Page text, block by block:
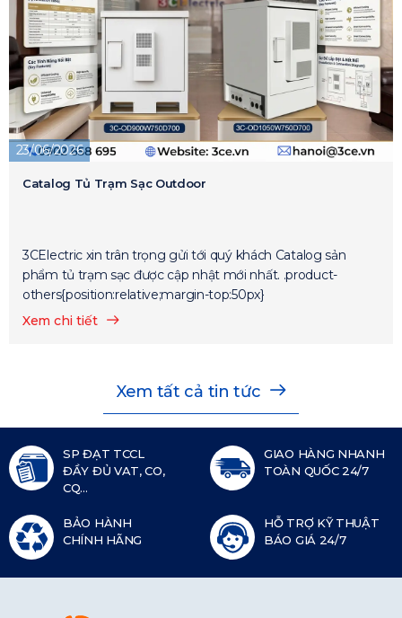
23/06/2026
Catalog Tủ Trạm Sạc Outdoor
3CElectric xin trân trọng gửi tới quý khách Catalog sản
phẩm tủ trạm sạc được cập nhật mới nhất. .product-
others{position:relative;margin-top:50px}
Xem chi tiết
Xem tất cả tin tức
SP ĐẠT TCCL
ĐẦY ĐỦ VAT, CO,
CQ...
GIAO HÀNG NHANH
TOÀN QUỐC 24/7
BẢO HÀNH
CHÍNH HÃNG
HỖ TRỢ KỸ THUẬT
BÁO GIÁ 24/7